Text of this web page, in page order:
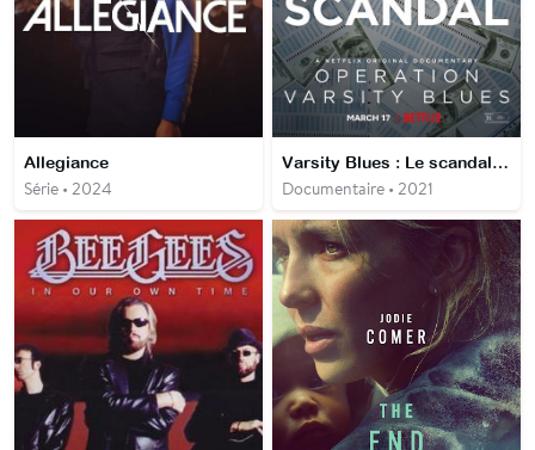
Allegiance
Série • 2024
Varsity Blues : Le scandale des admissions universitaires
Documentaire • 2021